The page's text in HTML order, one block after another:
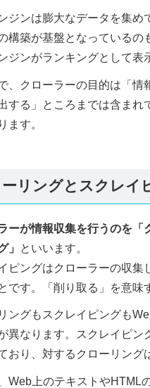
ジンは膨大なデータを集め
構築が基盤となっているの
ジンがランキングとして表
、クローラーの目的は「
する」ところまでは含まれ
ます。
リングとスクレイ
ーが情報収集を行うのを
」
といいます。
ピングはクローラーの収集
です。「削り取る」を意味
ングもスクレイピングも
異なります。スクレイピン
おり、対するクローリング
Web上のテキストやHTML